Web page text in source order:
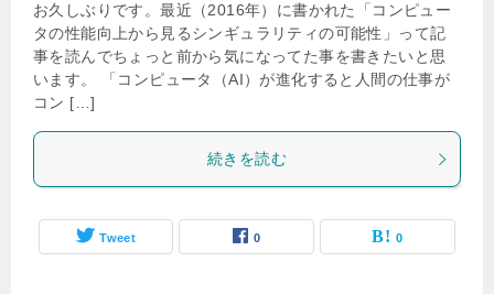
お久しぶりです。最近（2016年）に書かれた「コンピュー
タの性能向上から見るシンギュラリティの可能性」って記
事を読んでちょっと前から気になってた事を書きたいと思
います。 「コンピュータ（AI）が進化すると人間の仕事が
コン […]
続きを読む
Tweet 0 0